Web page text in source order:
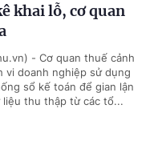
khai lỗ, cơ quan
- Cơ quan thuế cảnh
vi doanh nghiệp sử dụng
sổ kế toán để gian lận
liệu thu thập từ các tổ...